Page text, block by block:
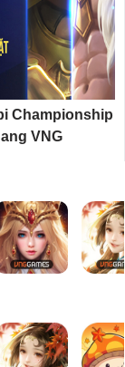
Championship
VNG